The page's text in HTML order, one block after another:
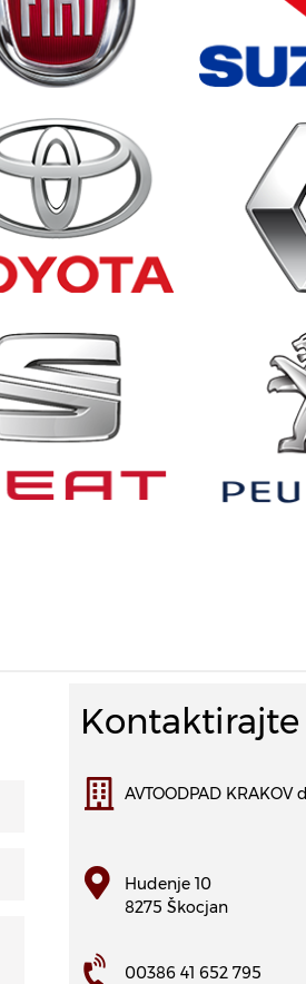
Kontaktirajte
AVTOODPAD KRAKOV
Hudenje 10
8275 Škocjan
00386 41 652 795